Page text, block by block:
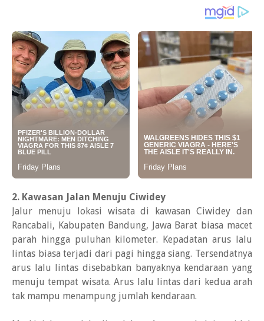
2. Kawasan Jalan Menuju Ciwidey
Jalur menuju lokasi wisata di kawasan Ciwidey dan
Rancabali, Kabupaten Bandung, Jawa Barat biasa macet
parah hingga puluhan kilometer. Kepadatan arus lalu
lintas biasa terjadi dari pagi hingga siang. Tersendatnya
arus lalu lintas disebabkan banyaknya kendaraan yang
menuju tempat wisata. Arus lalu lintas dari kedua arah
tak mampu menampung jumlah kendaraan.